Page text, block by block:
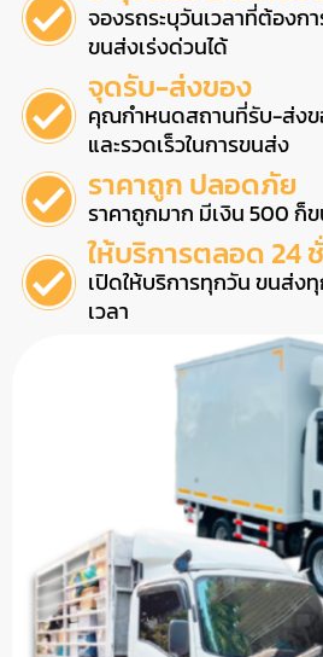
จองรถระบุวันเวลาที่ต้องก
ขนส่งเร่งด่วนได้
จุดรับ-ส่งของ
คุณกำหนดสถานที่รับ-ส่งข
และรวดเร็วในการขนส่ง
ราคาถูก ปลอดภัย
ราคาถูกมาก มีเงิน 500 ก็
ให้บริการตลอด 24
เปิดให้บริการทุกวัน ขนส่
เวลา